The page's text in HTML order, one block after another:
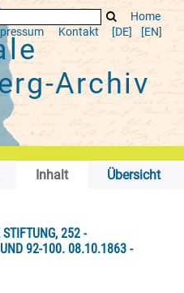
Home
Kontakt [DE] [EN]
Archiv
Inhalt
Übersicht
252 -
92-100. 08.10.1863 -